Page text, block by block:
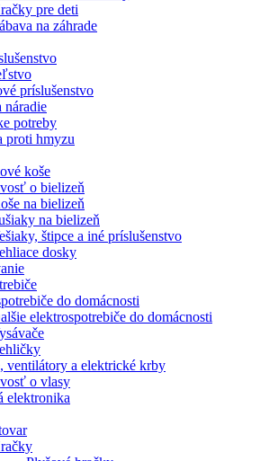
pre deti
na záhrade
príslušenstvo
náradie
potreby
proti hmyzu
koše
o bielizeň
na bielizeň
na bielizeň
štipce a iné príslušenstvo
dosky
do domácnosti
elektrospotrebiče do domácnosti
ventilátory a elektrické krby
o vlasy
elektronika